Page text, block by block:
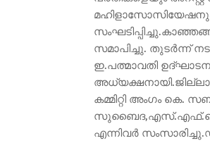
സമാപിച്ചു. തുടർന്ന്
ഇ.പത്മാവതി
കമ്മിറ്റി അംഗം കെ.
സുബൈദ,എസ്.എഫ്.ഐ
എന്നിവർ